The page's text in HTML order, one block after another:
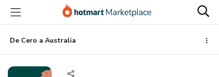
principal
página
de
página
De Cero a Australia